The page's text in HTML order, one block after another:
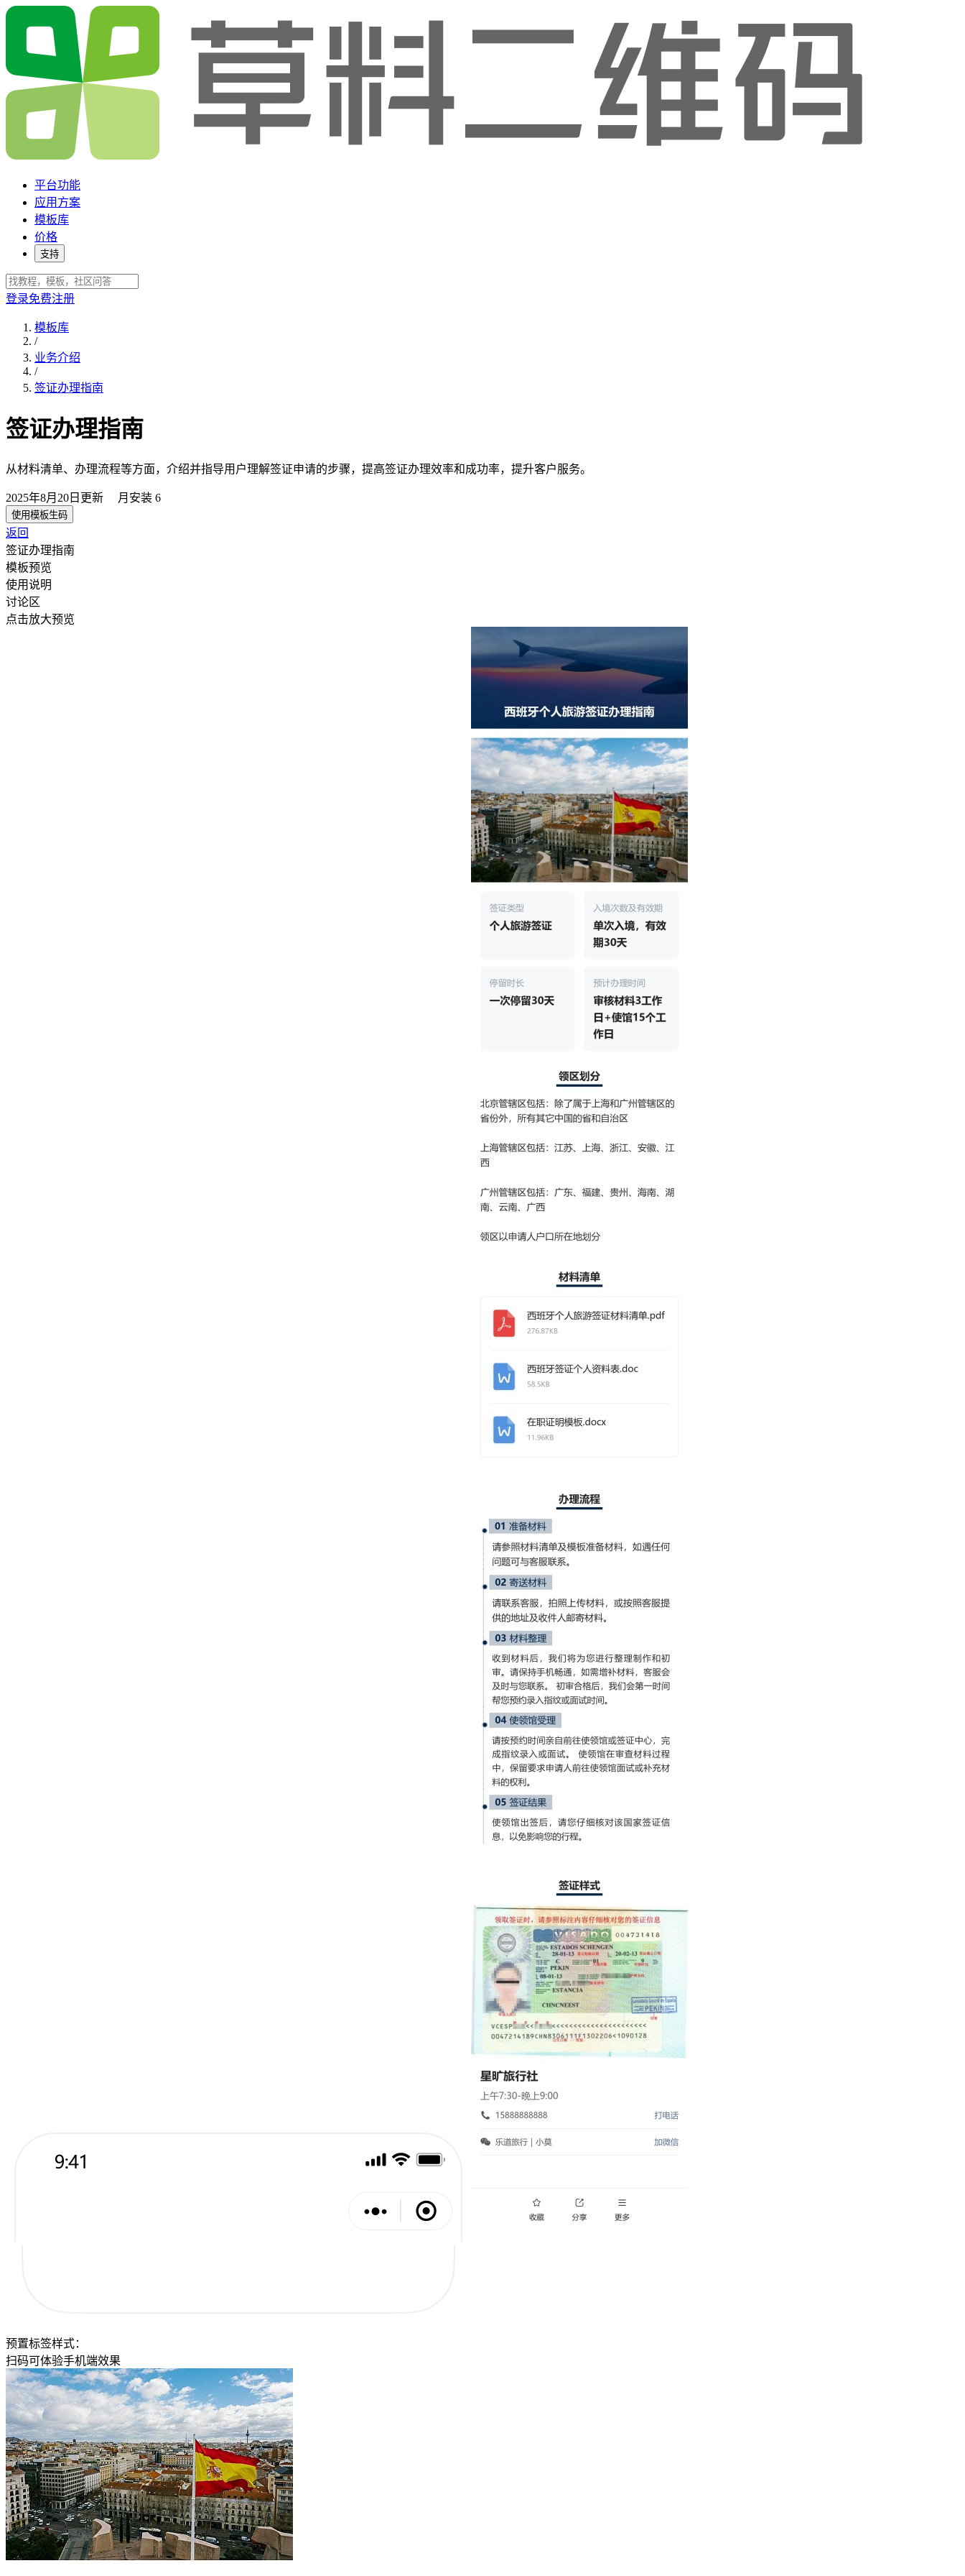
平台功能
应用方案
模板库
价格
支持
登录免费注册
模板库
/
业务介绍
/
签证办理指南
签证办理指南
从材料清单、办理流程等方面，介绍并指导用户理解签证申请的步骤，提高签证办理效率和成功率，提升客户服务。
2025年8月20日 更新 月安装 6
使用模板生码
返回
签证办理指南
模板预览
使用说明
讨论区
点击放大预览
预置标签样式：
扫码可体验手机端效果